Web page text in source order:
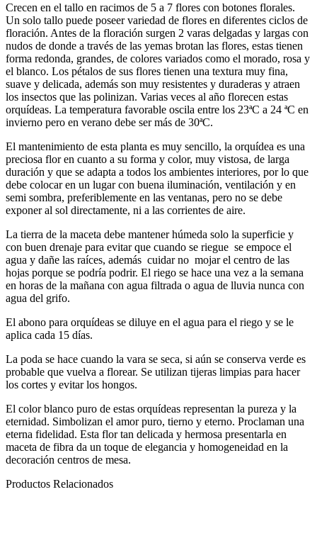
Crecen en el tallo en racimos de 5 a 7 flores con botones florales.
Un solo tallo puede poseer variedad de flores en diferentes ciclos de
floración. Antes de la floración surgen 2 varas delgadas y largas con
nudos de donde a través de las yemas brotan las flores, estas tienen
forma redonda, grandes, de colores variados como el morado, rosa y
el blanco. Los pétalos de sus flores tienen una textura muy fina,
suave y delicada, además son muy resistentes y duraderas y atraen
los insectos que las polinizan. Varias veces al año florecen estas
orquídeas. La temperatura favorable oscila entre los 23ªC a 24 ªC en
invierno pero en verano debe ser más de 30ªC.
El mantenimiento de esta planta es muy sencillo, la orquídea es una
preciosa flor en cuanto a su forma y color, muy vistosa, de larga
duración y que se adapta a todos los ambientes interiores, por lo que
debe colocar en un lugar con buena iluminación, ventilación y en
semi sombra, preferiblemente en las ventanas, pero no se debe
exponer al sol directamente, ni a las corrientes de aire.
La tierra de la maceta debe mantener húmeda solo la superficie y
con buen drenaje para evitar que cuando se riegue se empoce el
agua y dañe las raíces, además cuidar no mojar el centro de las
hojas porque se podría podrir. El riego se hace una vez a la semana
en horas de la mañana con agua filtrada o agua de lluvia nunca con
agua del grifo.
El abono para orquídeas se diluye en el agua para el riego y se le
aplica cada 15 días.
La poda se hace cuando la vara se seca, si aún se conserva verde es
probable que vuelva a florear. Se utilizan tijeras limpias para hacer
los cortes y evitar los hongos.
El color blanco puro de estas orquídeas representan la pureza y la
eternidad. Simbolizan el amor puro, tierno y eterno. Proclaman una
eterna fidelidad. Esta flor tan delicada y hermosa presentarla en
maceta de fibra da un toque de elegancia y homogeneidad en la
decoración centros de mesa.
Productos Relacionados